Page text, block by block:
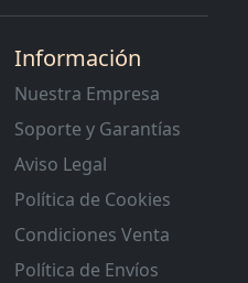
Información
Nuestra Empresa
Soporte y Garantías
Aviso Legal
Política de Cookies
Condiciones Venta
Política de Envíos